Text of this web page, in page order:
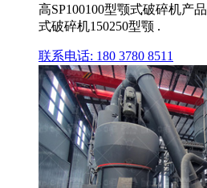
高SP100100型颚式破碎机产
式破碎机150250型颚 .
联系电话: 180 3780 8511